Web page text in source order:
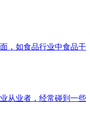
，如食品行业中食品干
从业者，经常碰到一些